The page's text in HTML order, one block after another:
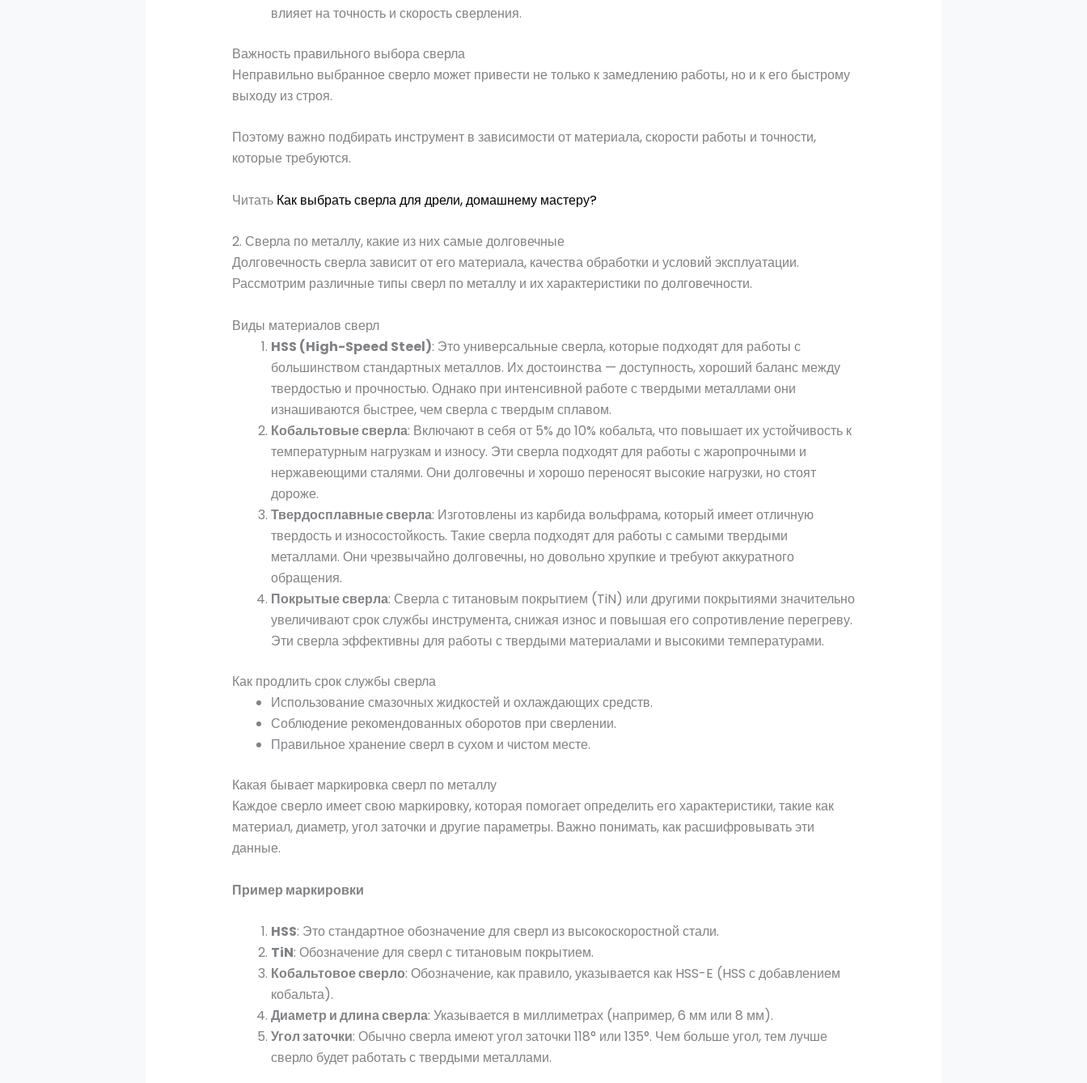
влияет на точность и скорость сверления.
Важность правильного выбора сверла
Неправильно выбранное сверло может привести не только к замедлению работы, но и к его быстрому
выходу из строя.
Поэтому важно подбирать инструмент в зависимости от материала, скорости работы и точности,
которые требуются.
Читать Как выбрать сверла для дрели, домашнему мастеру?
2. Сверла по металлу, какие из них самые долговечные
Долговечность сверла зависит от его материала, качества обработки и условий эксплуатации.
Рассмотрим различные типы сверл по металлу и их характеристики по долговечности.
Виды материалов сверл
HSS (High-Speed Steel): Это универсальные сверла, которые подходят для работы с
большинством стандартных металлов. Их достоинства — доступность, хороший баланс между
твердостью и прочностью. Однако при интенсивной работе с твердыми металлами они
изнашиваются быстрее, чем сверла с твердым сплавом.
Кобальтовые сверла: Включают в себя от 5% до 10% кобальта, что повышает их устойчивость к
температурным нагрузкам и износу. Эти сверла подходят для работы с жаропрочными и
нержавеющими сталями. Они долговечны и хорошо переносят высокие нагрузки, но стоят
дороже.
Твердосплавные сверла: Изготовлены из карбида вольфрама, который имеет отличную
твердость и износостойкость. Такие сверла подходят для работы с самыми твердыми
металлами. Они чрезвычайно долговечны, но довольно хрупкие и требуют аккуратного
обращения.
Покрытые сверла: Сверла с титановым покрытием (TiN) или другими покрытиями значительно
увеличивают срок службы инструмента, снижая износ и повышая его сопротивление перегреву.
Эти сверла эффективны для работы с твердыми материалами и высокими температурами.
Как продлить срок службы сверла
Использование смазочных жидкостей и охлаждающих средств.
Соблюдение рекомендованных оборотов при сверлении.
Правильное хранение сверл в сухом и чистом месте.
Какая бывает маркировка сверл по металлу
Каждое сверло имеет свою маркировку, которая помогает определить его характеристики, такие как
материал, диаметр, угол заточки и другие параметры. Важно понимать, как расшифровывать эти
данные.
Пример маркировки
HSS: Это стандартное обозначение для сверл из высокоскоростной стали.
TiN: Обозначение для сверл с титановым покрытием.
Кобальтовое сверло: Обозначение, как правило, указывается как HSS-E (HSS с добавлением
кобальта).
Диаметр и длина сверла: Указывается в миллиметрах (например, 6 мм или 8 мм).
Угол заточки: Обычно сверла имеют угол заточки 118° или 135°. Чем больше угол, тем лучше
сверло будет работать с твердыми металлами.